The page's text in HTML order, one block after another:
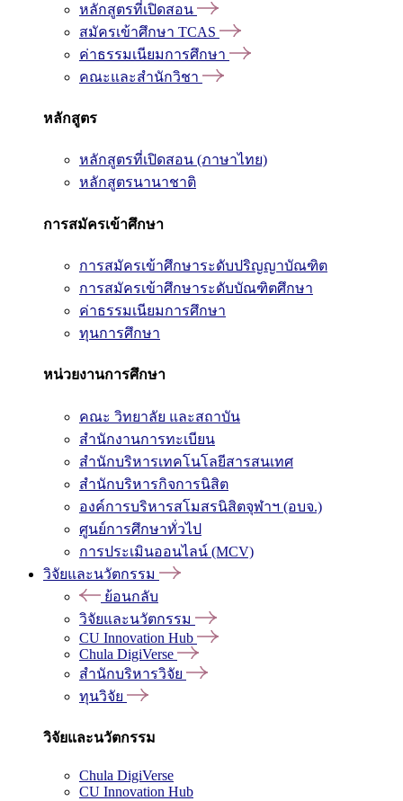
หลักสูตรที่เปิดสอน
สมัครเข้าศึกษา TCAS
ค่าธรรมเนียมการศึกษา
คณะและสำนักวิชา
หลักสูตร
หลักสูตรที่เปิดสอน (ภาษาไทย)
หลักสูตรนานาชาติ
การสมัครเข้าศึกษา
การสมัครเข้าศึกษาระดับปริญญาบัณฑิต
การสมัครเข้าศึกษาระดับบัณฑิตศึกษา
ค่าธรรมเนียมการศึกษา
ทุนการศึกษา
หน่วยงานการศึกษา
คณะ วิทยาลัย และสถาบัน
สำนักงานการทะเบียน
สำนักบริหารเทคโนโลยีสารสนเทศ
สำนักบริหารกิจการนิสิต
องค์การบริหารสโมสรนิสิตจุฬาฯ (อบจ.)
ศูนย์การศึกษาทั่วไป
การประเมินออนไลน์ (MCV)
วิจัยและนวัตกรรม
ย้อนกลับ
วิจัยและนวัตกรรม
CU Innovation Hub
Chula DigiVerse
สำนักบริหารวิจัย
ทุนวิจัย
วิจัยและนวัตกรรม
Chula DigiVerse
CU Innovation Hub